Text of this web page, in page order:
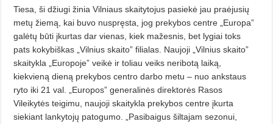
Tiesa, ši džiugi žinia Vilniaus skaitytojus pasiekė jau praėjusių
metų žiemą, kai buvo nuspręsta, jog prekybos centre „Europa”
galėtų būti įkurtas dar vienas, kiek mažesnis, bet lygiai toks
pats kokybiškas „Vilnius skaito” filialas. Naujoji „Vilnius skaito”
skaitykla „Europoje” veikė ir toliau veiks neribotą laiką,
kiekvieną dieną prekybos centro darbo metu – nuo ankstaus
ryto iki 21 val. „Europos” generalinės direktorės Rasos
Vileikytės teigimu, naujoji skaitykla prekybos centre įkurta
siekiant lankytojų patogumo. „Pasibaigus šiltajam sezonui,